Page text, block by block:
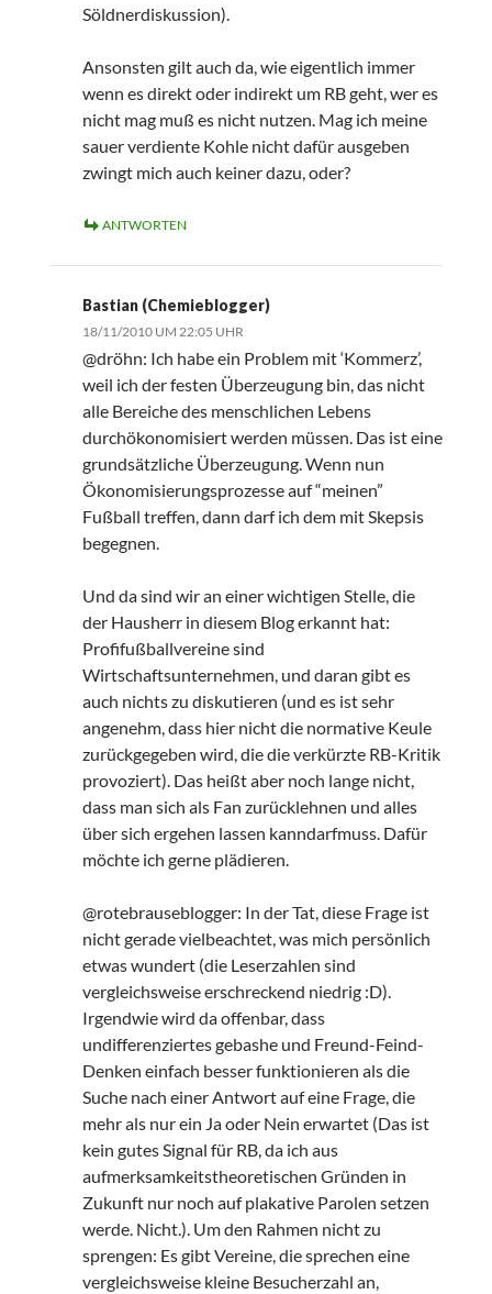
Söldnerdiskussion).
Ansonsten gilt auch da, wie eigentlich immer
wenn es direkt oder indirekt um RB geht, wer es
nicht mag muß es nicht nutzen. Mag ich meine
sauer verdiente Kohle nicht dafür ausgeben
zwingt mich auch keiner dazu, oder?
ANTWORTEN
Bastian (Chemieblogger)
18/11/2010 UM 22:05 UHR
@dröhn: Ich habe ein Problem mit ‘Kommerz’,
weil ich der festen Überzeugung bin, das nicht
alle Bereiche des menschlichen Lebens
durchökonomisiert werden müssen. Das ist eine
grundsätzliche Überzeugung. Wenn nun
Ökonomisierungsprozesse auf “meinen”
Fußball treffen, dann darf ich dem mit Skepsis
begegnen.
Und da sind wir an einer wichtigen Stelle, die
der Hausherr in diesem Blog erkannt hat:
Profifußballvereine sind
Wirtschaftsunternehmen, und daran gibt es
auch nichts zu diskutieren (und es ist sehr
angenehm, dass hier nicht die normative Keule
zurückgegeben wird, die die verkürzte RB-Kritik
provoziert). Das heißt aber noch lange nicht,
dass man sich als Fan zurücklehnen und alles
über sich ergehen lassen kanndarfmuss. Dafür
möchte ich gerne plädieren.
@rotebrauseblogger: In der Tat, diese Frage ist
nicht gerade vielbeachtet, was mich persönlich
etwas wundert (die Leserzahlen sind
vergleichsweise erschreckend niedrig :D).
Irgendwie wird da offenbar, dass
undifferenziertes gebashe und Freund-Feind-
Denken einfach besser funktionieren als die
Suche nach einer Antwort auf eine Frage, die
mehr als nur ein Ja oder Nein erwartet (Das ist
kein gutes Signal für RB, da ich aus
aufmerksamkeitstheoretischen Gründen in
Zukunft nur noch auf plakative Parolen setzen
werde. Nicht.). Um den Rahmen nicht zu
sprengen: Es gibt Vereine, die sprechen eine
vergleichsweise kleine Besucherzahl an,